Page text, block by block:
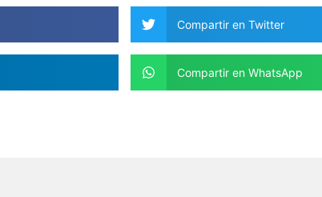
Compartir en Twitter
Compartir en WhatsApp